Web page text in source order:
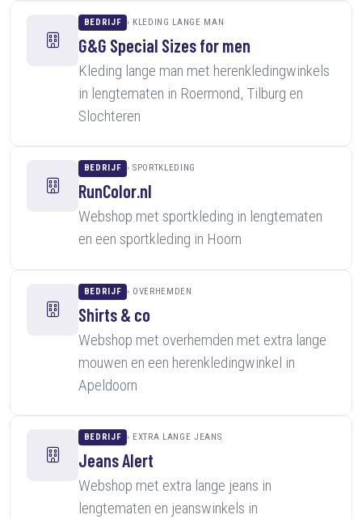
BEDRIJF KLEDING LANGE MAN
G&G Special Sizes for men
Kleding lange man met herenkledingwinkels
in lengtematen in Roermond, Tilburg en
Slochteren
BEDRIJF SPORTKLEDING
RunColor.nl
Webshop met sportkleding in lengtematen
en een sportkleding in Hoorn
BEDRIJF OVERHEMDEN
Shirts & co
Webshop met overhemden met extra lange
mouwen en een herenkledingwinkel in
Apeldoorn
BEDRIJF EXTRA LANGE JEANS
Jeans Alert
Webshop met extra lange jeans in
lengtematen en jeanswinkels in